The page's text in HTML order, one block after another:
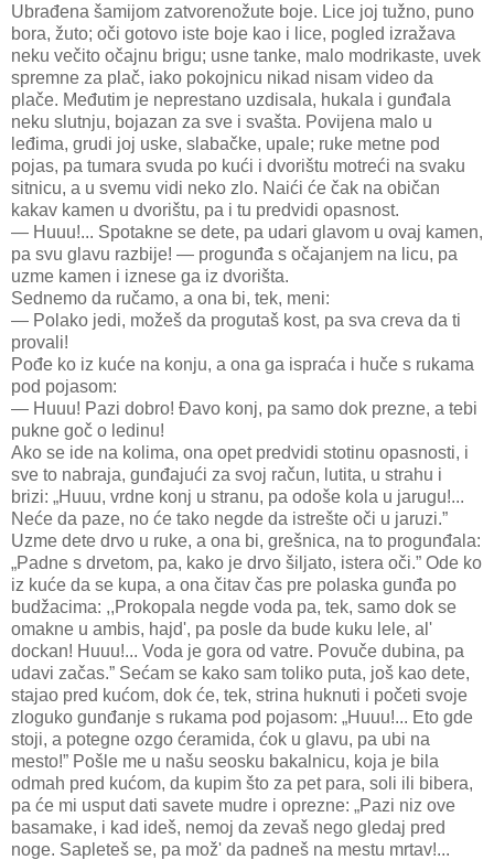
Ubrađena šamijom zatvorenožute boje. Lice joj tužno, puno
bora, žuto; oči gotovo iste boje kao i lice, pogled izražava
neku večito očajnu brigu; usne tanke, malo modrikaste, uvek
spremne za plač, iako pokojnicu nikad nisam video da
plače. Međutim je neprestano uzdisala, hukala i gunđala
neku slutnju, bojazan za sve i svašta. Povijena malo u
leđima, grudi joj uske, slabačke, upale; ruke metne pod
pojas, pa tumara svuda po kući i dvorištu motreći na svaku
sitnicu, a u svemu vidi neko zlo. Naići će čak na običan
kakav kamen u dvorištu, pa i tu predvidi opasnost.
— Huuu!... Spotakne se dete, pa udari glavom u ovaj kamen,
pa svu glavu razbije! — progunđa s očajanjem na licu, pa
uzme kamen i iznese ga iz dvorišta.
Sednemo da ručamo, a ona bi, tek, meni:
— Polako jedi, možeš da progutaš kost, pa sva creva da ti
provali!
Pođe ko iz kuće na konju, a ona ga ispraća i huče s rukama
pod pojasom:
— Huuu! Pazi dobro! Đavo konj, pa samo dok prezne, a tebi
pukne goč o ledinu!
Ako se ide na kolima, ona opet predvidi stotinu opasnosti, i
sve to nabraja, gunđajući za svoj račun, lutita, u strahu i
brizi: „Huuu, vrdne konj u stranu, pa odoše kola u jarugu!...
Neće da paze, no će tako negde da istrešte oči u jaruzi.”
Uzme dete drvo u ruke, a ona bi, grešnica, na to progunđala:
„Padne s drvetom, pa, kako je drvo šiljato, istera oči.” Ode ko
iz kuće da se kupa, a ona čitav čas pre polaska gunđa po
budžacima: ,,Prokopala negde voda pa, tek, samo dok se
omakne u ambis, hajd', pa posle da bude kuku lele, al'
dockan! Huuu!... Voda je gora od vatre. Povuče dubina, pa
udavi začas.” Sećam se kako sam toliko puta, još kao dete,
stajao pred kućom, dok će, tek, strina huknuti i početi svoje
zloguko gunđanje s rukama pod pojasom: „Huuu!... Eto gde
stoji, a potegne ozgo ćeramida, ćok u glavu, pa ubi na
mesto!” Pošle me u našu seosku bakalnicu, koja je bila
odmah pred kućom, da kupim što za pet para, soli ili bibera,
pa će mi usput dati savete mudre i oprezne: „Pazi niz ove
basamake, i kad ideš, nemoj da zevaš nego gledaj pred
noge. Sapleteš se, pa mož' da padneš na mestu mrtav!...